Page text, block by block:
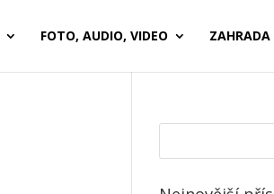
FOTO, AUDIO, VIDEO ZAHRADA